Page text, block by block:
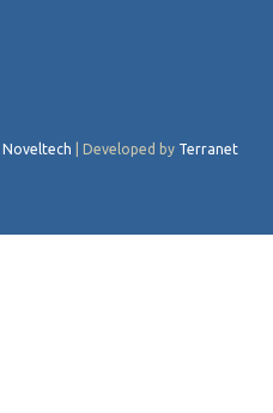
Noveltech | Developed by Terranet